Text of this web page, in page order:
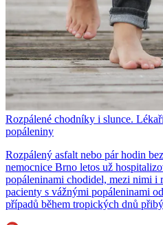
Rozpálené chodníky i slunce.
popáleniny
Rozpálený asfalt nebo pár hodin
nemocnice Brno letos už
popáleninami chodidel, mezi nimi i
pacienty s vážnými popáleninami
případů během tropických dnů